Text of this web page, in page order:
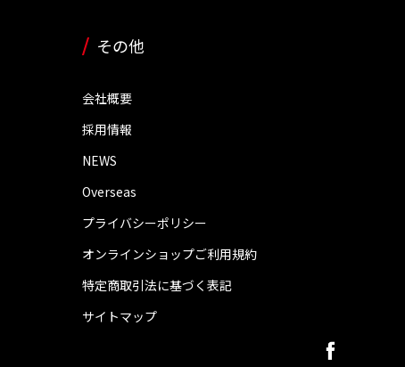
その他
会社概要
採用情報
NEWS
Overseas
プライバシーポリシー
オンラインショップご利用規約
特定商取引法に基づく表記
サイトマップ